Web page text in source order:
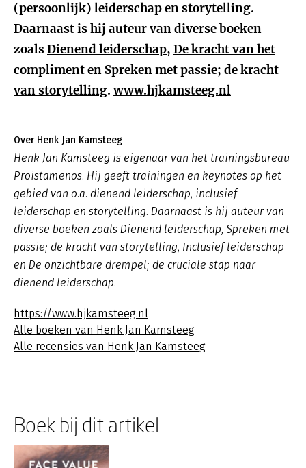
(persoonlijk) leiderschap en storytelling.
Daarnaast is hij auteur van diverse boeken
zoalsDienend leiderschap, De kracht van het
complimenten Spreken met passie; de kracht
van storytelling. www.hjkamsteeg.nl
Over Henk Jan Kamsteeg
Henk Jan Kamsteeg is eigenaar van het trainingsbureau
Proistamenos. Hij geeft trainingen en keynotes op het
gebied van o.a. dienend leiderschap, inclusief
leiderschap en storytelling. Daarnaast is hij auteur van
diverse boeken zoals Dienend leiderschap, Spreken met
passie; de kracht van storytelling, Inclusief leiderschap
en De onzichtbare drempel; de cruciale stap naar
dienend leiderschap.
https://www.hjkamsteeg.nl
Alle boeken van Henk Jan Kamsteeg
Alle recensies van Henk Jan Kamsteeg
Boek bij dit artikel